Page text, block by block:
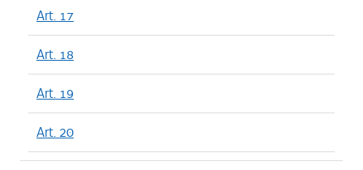
Art. 17
Art. 18
Art. 19
Art. 20